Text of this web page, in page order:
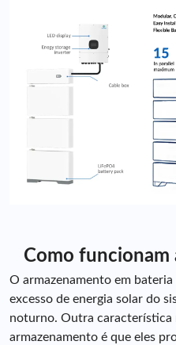
Como funcionam
O armazenamento em
excesso de energia solar do
noturno. Outra característica
armazenamento é que eles